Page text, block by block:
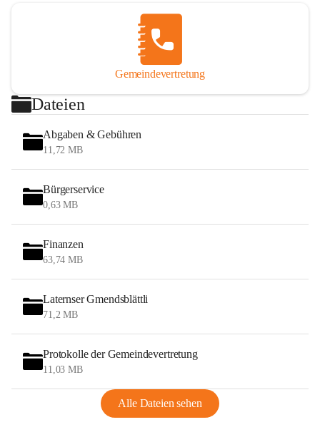
Gemeindevertretung
Dateien
Abgaben & Gebühren
11,72 MB
Bürgerservice
0,63 MB
Finanzen
63,74 MB
Laternser Gmendsblättli
71,2 MB
Protokolle der Gemeindevertretung
11,03 MB
Alle Dateien sehen